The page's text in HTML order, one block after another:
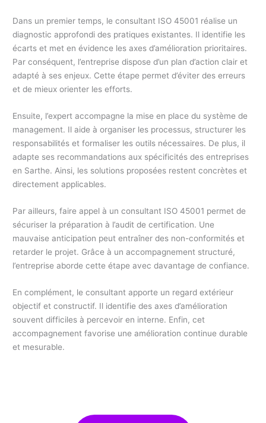
Dans un premier temps, le consultant ISO 45001 réalise un
diagnostic approfondi des pratiques existantes. Il identifie les
écarts et met en évidence les axes d’amélioration prioritaires.
Par conséquent, l’entreprise dispose d’un plan d’action clair et
adapté à ses enjeux. Cette étape permet d’éviter des erreurs
et de mieux orienter les efforts.
Ensuite, l’expert accompagne la mise en place du système de
management. Il aide à organiser les processus, structurer les
responsabilités et formaliser les outils nécessaires. De plus, il
adapte ses recommandations aux spécificités des entreprises
en Sarthe. Ainsi, les solutions proposées restent concrètes et
directement applicables.
Par ailleurs, faire appel à un consultant ISO 45001 permet de
sécuriser la préparation à l’audit de certification. Une
mauvaise anticipation peut entraîner des non-conformités et
retarder le projet. Grâce à un accompagnement structuré,
l’entreprise aborde cette étape avec davantage de confiance.
En complément, le consultant apporte un regard extérieur
objectif et constructif. Il identifie des axes d’amélioration
souvent difficiles à percevoir en interne. Enfin, cet
accompagnement favorise une amélioration continue durable
et mesurable.